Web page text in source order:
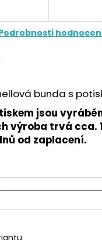
bunda s
jsou
výroba trvá cca.
od zaplacení.
HLEDAT